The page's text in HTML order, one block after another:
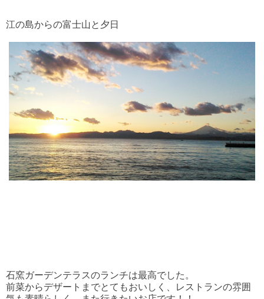
江の島からの富士山と夕日
石窯ガーデンテラスのランチは最高でした。
前菜からデザートまでとてもおいしく、レストランの雰囲